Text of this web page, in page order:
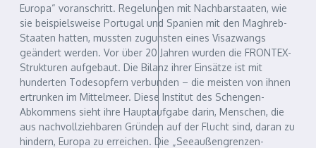
Europa“ voranschritt. Regelungen mit Nachbarstaaten, wie
sie beispielsweise Portugal und Spanien mit den Maghreb-
Staaten hatten, mussten zugunsten eines Visazwangs
geändert werden. Vor über 20 Jahren wurden die FRONTEX-
Strukturen aufgebaut. Die Bilanz ihrer Einsätze ist mit
hunderten Todesopfern verbunden – die meisten von ihnen
ertrunken im Mittelmeer. Diese Institut des Schengen-
Abkommens sieht ihre Hauptaufgabe darin, Menschen, die
aus nachvollziehbaren Gründen auf der Flucht sind, daran zu
hindern, Europa zu erreichen. Die „Seeaußengrenzen-